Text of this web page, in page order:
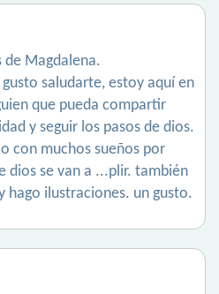
de Magdalena.
saludarte, estoy aquí en
que pueda compartir
y seguir los pasos de dios.
con muchos sueños por
dios se van a ...plir. también
hago ilustraciones. un gusto.